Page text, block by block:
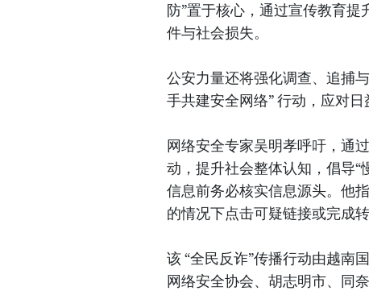
防”置于核心，通过宣传教育
件与社会损失。
公安力量还将强化调查、追捕
手共建安全网络” 行动，应对日
网络安全专家吴明孝呼吁，通
动，提升社会整体认知，倡导
信息前务必核实信息源头。他
的情况下点击可疑链接或完成转
该 “全民反诈”传播行动由越南
网络安全协会、胡志明市、同